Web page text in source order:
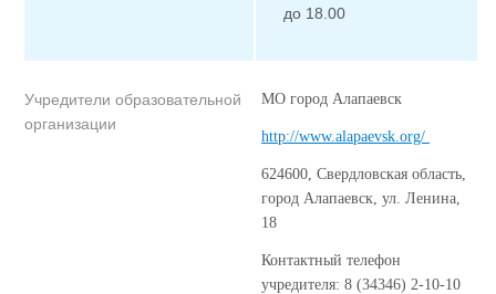
до 18.00
Учредители образовательной
организации
МО город Алапаевск
http://www.alapaevsk.org/
624600, Свердловская область,
город Алапаевск, ул. Ленина,
18
Контактный телефон
учредителя: 8 (34346) 2-10-10